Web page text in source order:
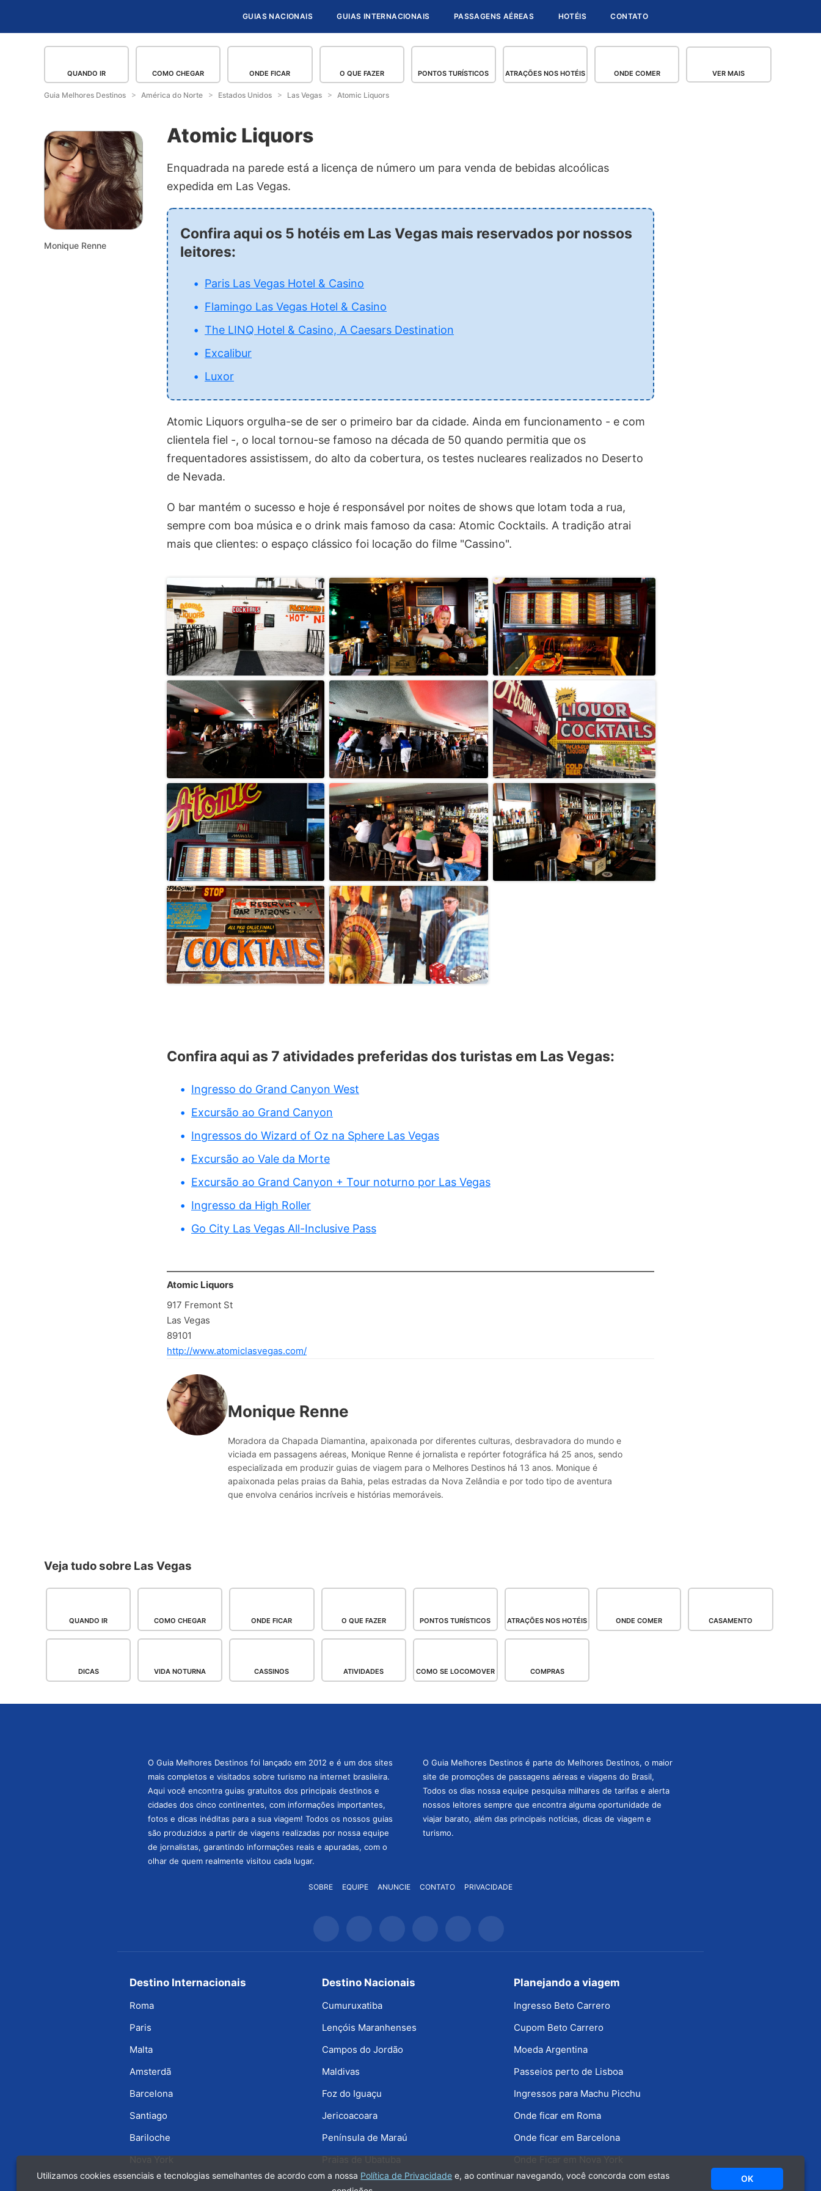
GUIAS NACIONAIS GUIAS INTERNACIONAIS PASSAGENS AÉREAS HOTÉIS CONTATO
QUANDO IR COMO CHEGAR ONDE FICAR O QUE FAZER PONTOS TURÍSTICOS ATRAÇÕES NOS HOTÉIS ONDE COMER VER MAIS
Guia Melhores Destinos América do Norte Estados Unidos Las Vegas Atomic Liquors
Monique Renne
Atomic Liquors
Enquadrada na parede está a licença de número um para venda de bebidas alcoólicas
expedida em Las Vegas.
Confira aqui os 5 hotéis em Las Vegas mais reservados por nossos
leitores:
Paris Las Vegas Hotel & Casino
Flamingo Las Vegas Hotel & Casino
The LINQ Hotel & Casino, A Caesars Destination
Excalibur
Luxor
Atomic Liquors orgulha-se de ser o primeiro bar da cidade. Ainda em funcionamento - e com
clientela fiel -, o local tornou-se famoso na década de 50 quando permitia que os
frequentadores assistissem, do alto da cobertura, os testes nucleares realizados no Deserto
de Nevada.
O bar mantém o sucesso e hoje é responsável por noites de shows que lotam toda a rua,
sempre com boa música e o drink mais famoso da casa: Atomic Cocktails. A tradição atrai
mais que clientes: o espaço clássico foi locação do filme "Cassino".
Confira aqui as 7 atividades preferidas dos turistas em Las Vegas:
Ingresso do Grand Canyon West
Excursão ao Grand Canyon
Ingressos do Wizard of Oz na Sphere Las Vegas
Excursão ao Vale da Morte
Excursão ao Grand Canyon + Tour noturno por Las Vegas
Ingresso da High Roller
Go City Las Vegas All-Inclusive Pass
Atomic Liquors
917 Fremont St
Las Vegas
89101
http://www.atomiclasvegas.com/
Monique Renne
Moradora da Chapada Diamantina, apaixonada por diferentes culturas, desbravadora do mundo e
viciada em passagens aéreas, Monique Renne é jornalista e repórter fotográfica há 25 anos, sendo
especializada em produzir guias de viagem para o Melhores Destinos há 13 anos. Monique é
apaixonada pelas praias da Bahia, pelas estradas da Nova Zelândia e por todo tipo de aventura
que envolva cenários incríveis e histórias memoráveis.
Veja tudo sobre Las Vegas
QUANDO IR COMO CHEGAR ONDE FICAR O QUE FAZER PONTOS TURÍSTICOS ATRAÇÕES NOS HOTÉIS ONDE COMER CASAMENTO
DICAS VIDA NOTURNA CASSINOS ATIVIDADES COMO SE LOCOMOVER COMPRAS
O Guia Melhores Destinos foi lançado em 2012 e é um dos sites
mais completos e visitados sobre turismo na internet brasileira.
Aqui você encontra guias gratuitos dos principais destinos e
cidades dos cinco continentes, com informações importantes,
fotos e dicas inéditas para a sua viagem! Todos os nossos guias
são produzidos a partir de viagens realizadas por nossa equipe
de jornalistas, garantindo informações reais e apuradas, com o
olhar de quem realmente visitou cada lugar.
O Guia Melhores Destinos é parte do Melhores Destinos, o maior
site de promoções de passagens aéreas e viagens do Brasil,
Todos os dias nossa equipe pesquisa milhares de tarifas e alerta
nossos leitores sempre que encontra alguma oportunidade de
viajar barato, além das principais notícias, dicas de viagem e
turismo.
SOBRE EQUIPE ANUNCIE CONTATO PRIVACIDADE
Destino Internacionais
Roma
Paris
Malta
Amsterdã
Barcelona
Santiago
Bariloche
Nova York
Destino Nacionais
Cumuruxatiba
Lençóis Maranhenses
Campos do Jordão
Maldivas
Foz do Iguaçu
Jericoacoara
Península de Maraú
Praias de Ubatuba
Planejando a viagem
Ingresso Beto Carrero
Cupom Beto Carrero
Moeda Argentina
Passeios perto de Lisboa
Ingressos para Machu Picchu
Onde ficar em Roma
Onde ficar em Barcelona
Onde Ficar em Nova York
Utilizamos cookies essenciais e tecnologias semelhantes de acordo com a nossa Política de Privacidade e, ao continuar navegando, você concorda com estas
OK